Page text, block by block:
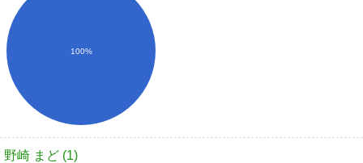
100%
野崎 まど (1)